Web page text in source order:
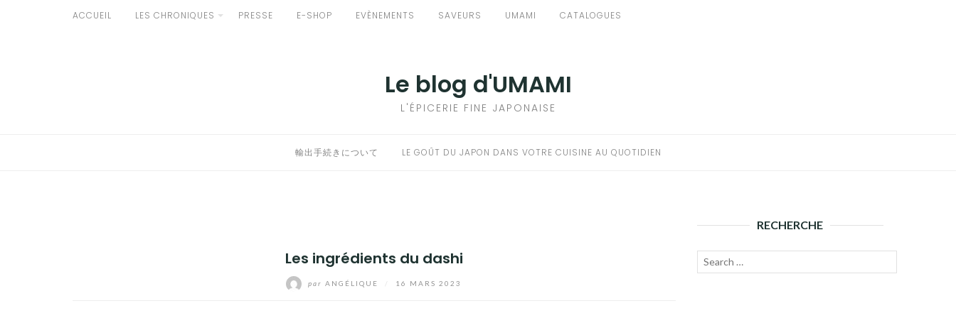
ACCUEIL LES CHRONIQUES PRESSE E-SHOP EVÈNEMENTS SAVEURS UMAMI CATALOGUES
Le blog d'UMAMI
L'ÉPICERIE FINE JAPONAISE
輸出手続きについて LE GOÛT DU JAPON DANS VOTRE CUISINE AU QUOTIDIEN
Les ingrédients du dashi
par ANGÉLIQUE 16 MARS 2023
RECHERCHE
Recherche